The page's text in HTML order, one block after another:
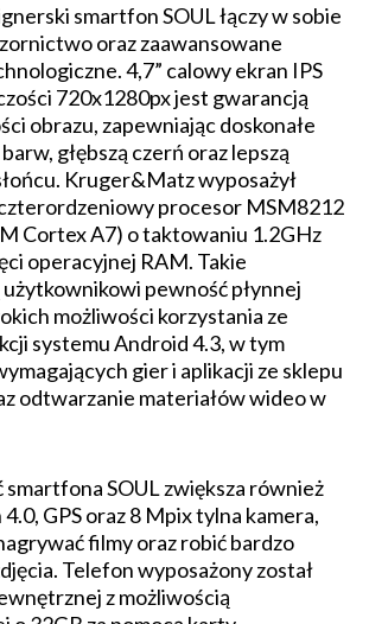
smartfon SOUL łączy w sobie
oraz zaawansowane
4,7” calowy ekran IPS
720x1280px jest gwarancją
obrazu, zapewniając doskonałe
głębszą czerń oraz lepszą
Kruger&Matz wyposażył
procesor MSM8212
Cortex A7) o taktowaniu 1.2GHz
operacyjnej RAM. Takie
pewność płynnej
możliwości korzystania ze
systemu Android 4.3, w tym
gier i aplikacji ze sklepu
odtwarzanie materiałów wideo w
smartfona SOUL zwiększa również
GPS oraz 8 Mpix tylna kamera,
filmy oraz robić bardzo
Telefon wyposażony został
z możliwością